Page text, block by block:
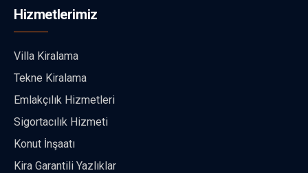
Hizmetlerimiz
Villa Kiralama
Tekne Kiralama
Emlakçılık Hizmetleri
Sigortacılık Hizmeti
Konut İnşaatı
Kira Garantili Yazlıklar